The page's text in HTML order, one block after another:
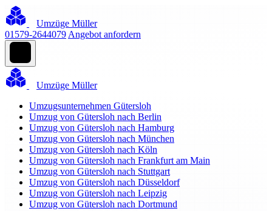
Umzüge Müller
01579-2644079 Angebot anfordern
Umzüge Müller
Umzugsunternehmen Gütersloh
Umzug von Gütersloh nach Berlin
Umzug von Gütersloh nach Hamburg
Umzug von Gütersloh nach München
Umzug von Gütersloh nach Köln
Umzug von Gütersloh nach Frankfurt am Main
Umzug von Gütersloh nach Stuttgart
Umzug von Gütersloh nach Düsseldorf
Umzug von Gütersloh nach Leipzig
Umzug von Gütersloh nach Dortmund